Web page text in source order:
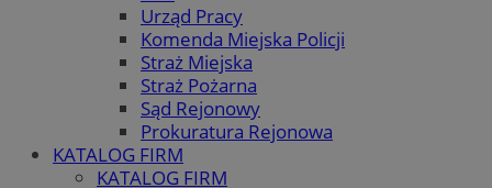
Urząd Pracy
Komenda Miejska Policji
Straż Miejska
Straż Pożarna
Sąd Rejonowy
Prokuratura Rejonowa
KATALOG FIRM
KATALOG FIRM